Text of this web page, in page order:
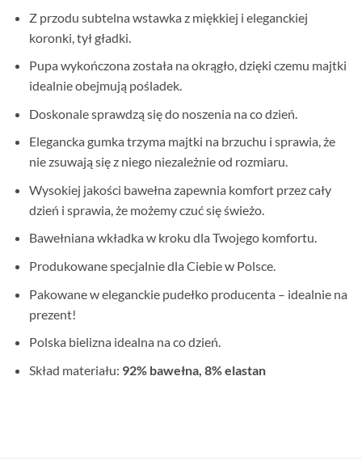
Z przodu subtelna wstawka z miękkiej i eleganckiej
koronki, tył gładki.
Pupa wykończona została na okrągło, dzięki czemu majtki
idealnie obejmują pośladek.
Doskonale sprawdzą się do noszenia na co dzień.
Elegancka gumka trzyma majtki na brzuchu i sprawia, że
nie zsuwają się z niego niezależnie od rozmiaru.
Wysokiej jakości bawełna zapewnia komfort przez cały
dzień i sprawia, że możemy czuć się świeżo.
Bawełniana wkładka w kroku dla Twojego komfortu.
Produkowane specjalnie dla Ciebie w Polsce.
Pakowane w eleganckie pudełko producenta – idealnie na
prezent!
Polska bielizna idealna na co dzień.
Skład materiału: 92% bawełna, 8% elastan